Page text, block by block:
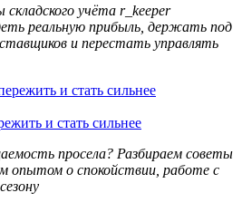
учёта r_keeper
реальную прибыль, держать под
и перестать управлять
и стать сильнее
просела? Разбираем советы
опытом о спокойствии, работе с